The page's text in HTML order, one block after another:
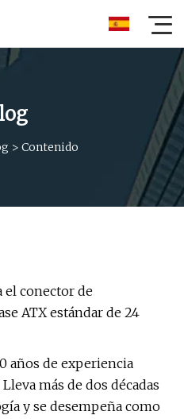
> Contenido
el conector de
ATX estándar de 24
años de experiencia
más de dos décadas
y se desempeña como